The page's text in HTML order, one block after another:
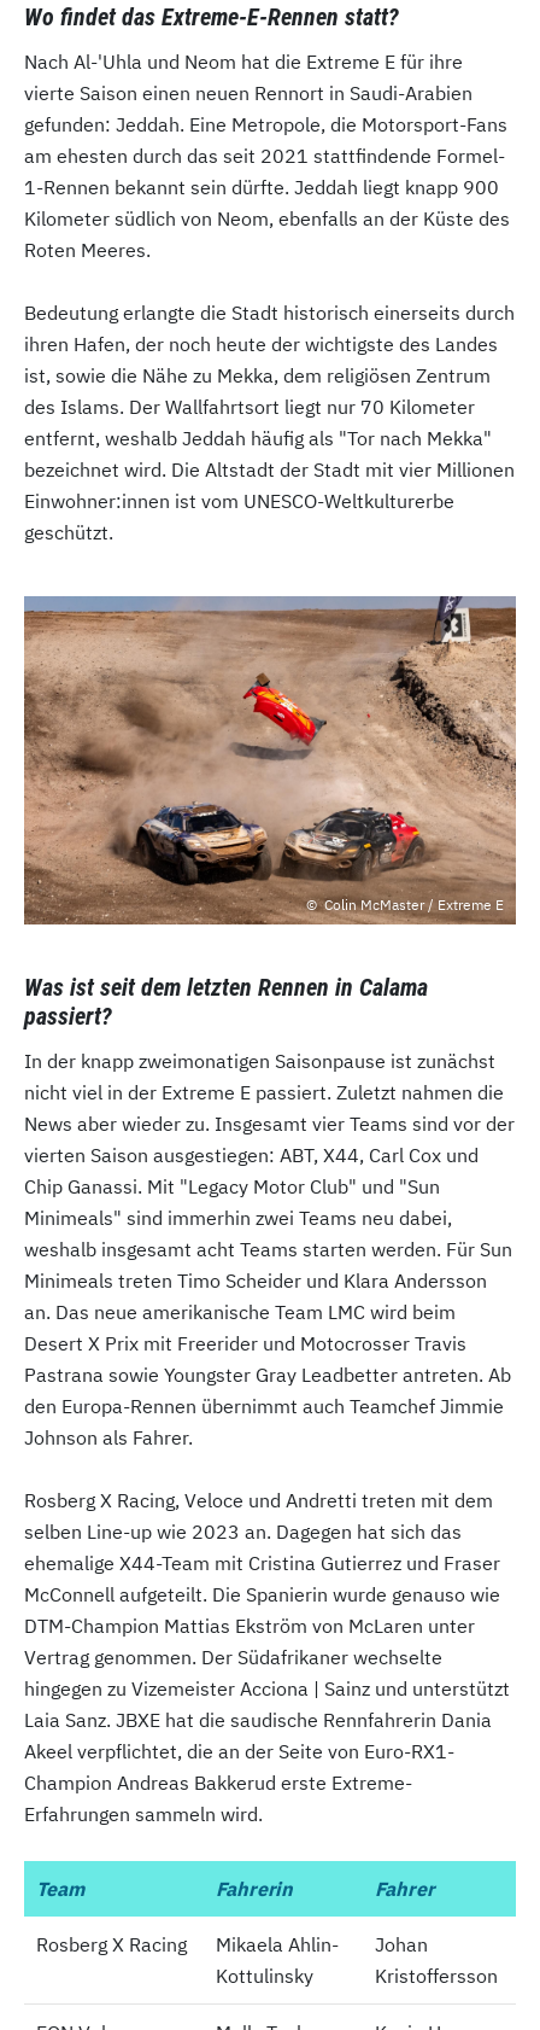
Wo findet das Extreme-E-Rennen statt?
Nach Al-'Uhla und Neom hat die Extreme E für ihre
vierte Saison einen neuen Rennort in Saudi-Arabien
gefunden: Jeddah. Eine Metropole, die Motorsport-Fans
am ehesten durch das seit 2021 stattfindende Formel-
1-Rennen bekannt sein dürfte. Jeddah liegt knapp 900
Kilometer südlich von Neom, ebenfalls an der Küste des
Roten Meeres.
Bedeutung erlangte die Stadt historisch einerseits durch
ihren Hafen, der noch heute der wichtigste des Landes
ist, sowie die Nähe zu Mekka, dem religiösen Zentrum
des Islams. Der Wallfahrtsort liegt nur 70 Kilometer
entfernt, weshalb Jeddah häufig als "Tor nach Mekka"
bezeichnet wird. Die Altstadt der Stadt mit vier Millionen
Einwohner:innen ist vom UNESCO-Weltkulturerbe
geschützt.
Colin McMaster / Extreme E
Was ist seit dem letzten Rennen in Calama
passiert?
In der knapp zweimonatigen Saisonpause ist zunächst
nicht viel in der Extreme E passiert. Zuletzt nahmen die
News aber wieder zu. Insgesamt vier Teams sind vor der
vierten Saison ausgestiegen: ABT, X44, Carl Cox und
Chip Ganassi. Mit "Legacy Motor Club" und "Sun
Minimeals" sind immerhin zwei Teams neu dabei,
weshalb insgesamt acht Teams starten werden. Für Sun
Minimeals treten Timo Scheider und Klara Andersson
an. Das neue amerikanische Team LMC wird beim
Desert X Prix mit Freerider und Motocrosser Travis
Pastrana sowie Youngster Gray Leadbetter antreten. Ab
den Europa-Rennen übernimmt auch Teamchef Jimmie
Johnson als Fahrer.
Rosberg X Racing, Veloce und Andretti treten mit dem
selben Line-up wie 2023 an. Dagegen hat sich das
ehemalige X44-Team mit Cristina Gutierrez und Fraser
McConnell aufgeteilt. Die Spanierin wurde genauso wie
DTM-Champion Mattias Ekström von McLaren unter
Vertrag genommen. Der Südafrikaner wechselte
hingegen zu Vizemeister Acciona | Sainz und unterstützt
Laia Sanz. JBXE hat die saudische Rennfahrerin Dania
Akeel verpflichtet, die an der Seite von Euro-RX1-
Champion Andreas Bakkerud erste Extreme-
Erfahrungen sammeln wird.
Team Fahrerin Fahrer
Rosberg X Racing
Mikaela Ahlin-
Kottulinsky
Johan
Kristoffersson
Team
Rosberg X Racing